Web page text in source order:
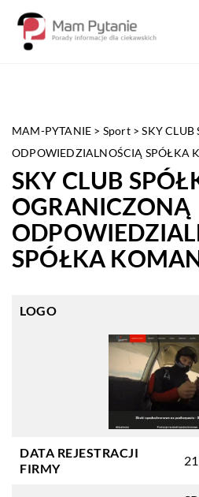
MAM-PYTANIE > Sport>SKY
ODPOWIEDZIALNOŚCIĄ SPÓŁKA
SKY CLUB
OGRANICZONĄ
SPÓŁKA
LOGO
DATA REJESTRACJI
FIRMY